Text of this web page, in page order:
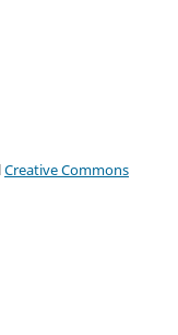
Creative Commons